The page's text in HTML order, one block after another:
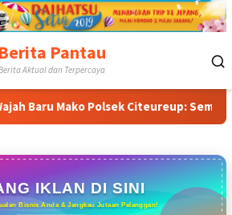
Berita Pantau
Aktual dan Terpercaya
Polsek Citeureup: Semarak Merah
IKLAN DI SINI
Bisnis Anda & Jangkau Jutaan Pelanggan!